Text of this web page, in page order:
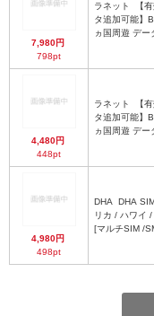
7,980円
798pt
ラネット
タ追加可能】
ヵ国周遊 デ
4,480円
448pt
ラネット
タ追加可能】
ヵ国周遊 デ
4,980円
498pt
DHA
リカ / ハワイ
[マルチSIM /